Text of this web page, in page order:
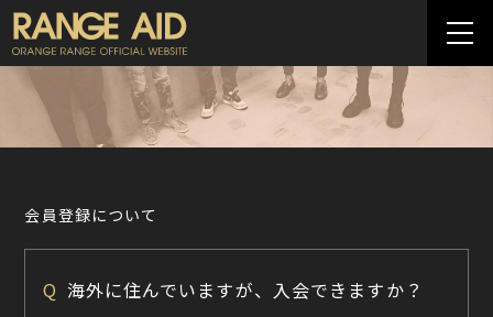
会員登録について
Q 海外に住んでいますが、入会できますか？